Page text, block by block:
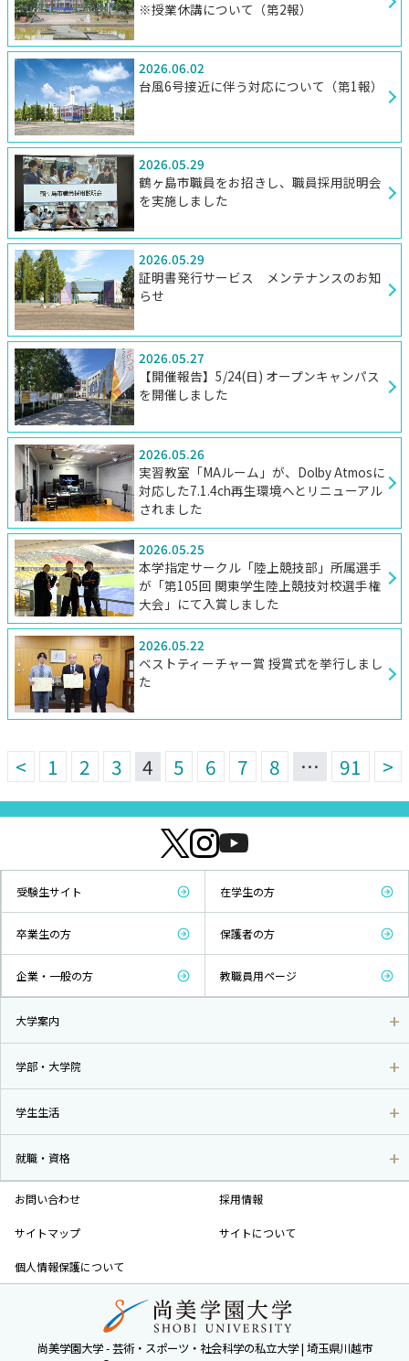
※授業休講について（第2報）
2026.06.02
台風6号接近に伴う対応について（第1報）
2026.05.29
鶴ヶ島市職員をお招きし、職員採用説明会
を実施しました
2026.05.29
証明書発行サービス メンテナンスのお知
らせ
2026.05.27
【開催報告】5/24(日) オープンキャンパス
を開催しました
2026.05.26
実習教室「MAルーム」が、Dolby Atmosに
対応した7.1.4ch再生環境へとリニューアル
されました
2026.05.25
本学指定サークル「陸上競技部」所属選手
が「第105回 関東学生陸上競技対校選手権
大会」にて入賞しました
2026.05.22
ベストティーチャー賞 授賞式を挙行しまし
た
< 1 2 3 4 5 6 7 8 … 91 >
受験生サイト 在学生の方
卒業生の方 保護者の方
企業・一般の方 教職員用ページ
大学案内
学部・大学院
学生生活
就職・資格
お問い合わせ 採用情報
サイトマップ サイトについて
個人情報保護について
尚美学園大学 - 芸術・スポーツ・社会科学の私立大学 | 埼玉県川越市